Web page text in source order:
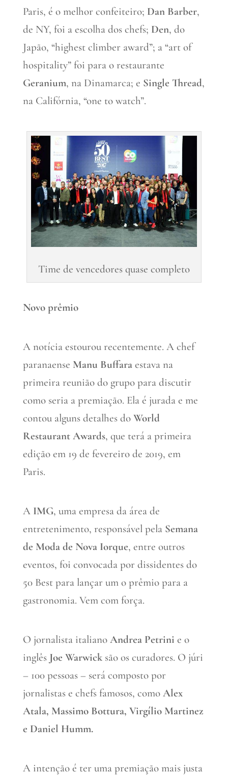
Paris, é o melhor confeiteiro; Dan Barber,
de NY, foi a escolha dos chefs; Den, do
Japão, “highest climber award”; a “art of
hospitality” foi para o restaurante
Geranium, na Dinamarca; e Single Thread,
na Califórnia, “one to watch”.
Time de vencedores quase completo
Novo prêmio
A notícia estourou recentemente. A chef
paranaense Manu Buffaraestava na
primeira reunião do grupo para discutir
como seria a premiação. Ela é jurada e me
contou alguns detalhes do World
Restaurant Awards, que terá a primeira
edição em 19 de fevereiro de 2019, em
Paris.
A IMG, uma empresa da área de
entretenimento, responsável pela Semana
de Moda de Nova Iorque, entre outros
eventos, foi convocada por dissidentes do
50 Best para lançar um o prêmio para a
gastronomia. Vem com força.
O jornalista italiano Andrea Petrini e o
inglês Joe Warwicksão os curadores. O júri
– 100 pessoas – será composto por
jornalistas e chefs famosos, como Alex
Atala, Massimo Bottura, Virgílio Martinez
e Daniel Humm.
A intenção é ter uma premiação mais justa